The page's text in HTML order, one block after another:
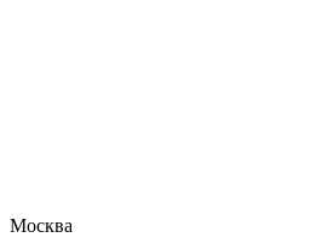
Москва